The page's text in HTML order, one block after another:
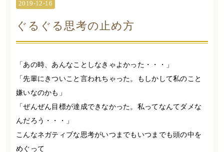
2019-12-16
ぐるぐる思考の止め方
「あの時、あんなことしなきゃよかった・・・」
「先輩にきついこと言われちゃった。もしかして私のこと
嫌いなのかも」
「ぜんぜん目標が達成できなかった。私ってなんてダメな
んだろう・・・」
こんなネガティブな思考がいつまでもいつまでも頭の中を
めぐって